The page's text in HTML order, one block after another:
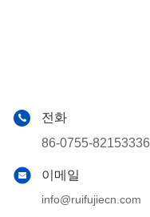
전화
86-0755-82153336
이메일
info@ruifujiecn.com